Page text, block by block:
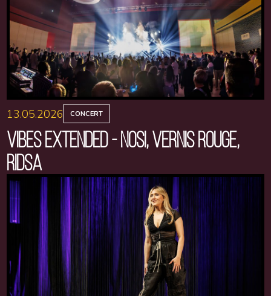
13.05.2026 CONCERT
VIBES EXTENDED - NOSI, VERNIS ROUGE,
RIDSA